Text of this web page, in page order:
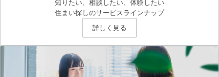
知りたい、相談したい、体験したい
住まい探しのサービスラインナップ
詳しく見る